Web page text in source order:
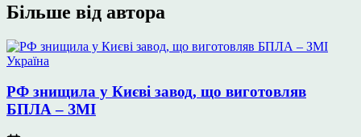
Більше від автора
Опублікувати
Україна
РФ знищила у Києві завод, що виготовляв
БПЛА – ЗМІ